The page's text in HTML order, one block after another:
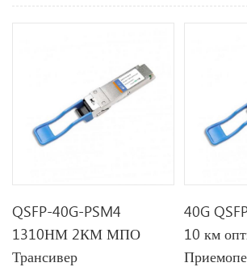
QSFP-40G-PSM4
1310НМ 2КМ МПО
Трансивер
40G
10 км